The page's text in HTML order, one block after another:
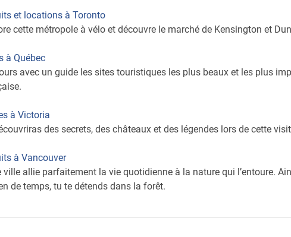
et locations à Toronto
cette métropole à vélo et découvre le marché de Kensington et
à Québec
avec un guide les sites touristiques les plus beaux et les plus
à Victoria
des secrets, des châteaux et des légendes lors de cette
à Vancouver
ville allie parfaitement la vie quotidienne à la nature qui l’entoure.
de temps, tu te détends dans la forêt.